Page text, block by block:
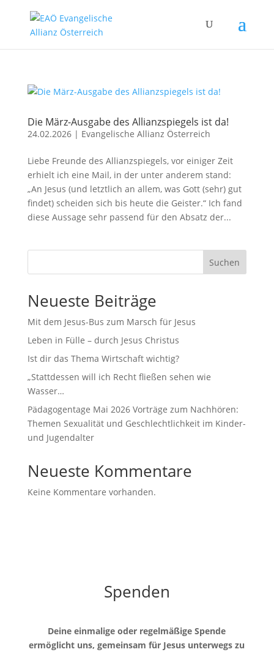
Die März-Ausgabe des Allianzspiegels ist da!
24.02.2026| Evangelische Allianz Österreich
Liebe Freunde des Allianzspiegels, vor einiger Zeit
erhielt ich eine Mail, in der unter anderem stand:
„An Jesus (und letztlich an allem, was Gott (sehr) gut
findet) scheiden sich bis heute die Geister.“ Ich fand
diese Aussage sehr passend für den Absatz der...
Suchen
Neueste Beiträge
Mit dem Jesus-Bus zum Marsch für Jesus
Leben in Fülle – durch Jesus Christus
Ist dir das Thema Wirtschaft wichtig?
„Stattdessen will ich Recht fließen sehen wie
Wasser…
Pädagogentage Mai 2026 Vorträge zum Nachhören:
Themen Sexualität und Geschlechtlichkeit im Kinder-
und Jugendalter
Neueste Kommentare
Keine Kommentare vorhanden.
Spenden
Deine einmalige oder regelmäßige Spende
ermöglicht uns, gemeinsam für Jesus unterwegs zu